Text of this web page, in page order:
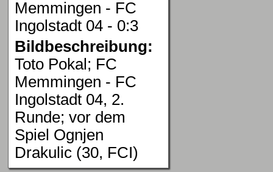
Memmingen - FC
Ingolstadt 04 - 0:3
Bildbeschreibung:
Toto Pokal; FC
Memmingen - FC
Ingolstadt 04, 2.
Runde; vor dem
Spiel Ognjen
Drakulic (30, FCI)